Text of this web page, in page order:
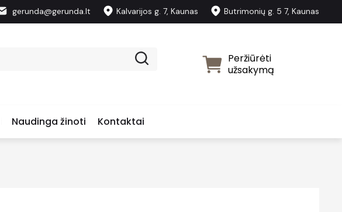
gerunda@gerunda.lt Kalvarijos g. 7, Kaunas Butrimonių g. 5 7, Kaunas
Peržiūrėti
užsakymą
Naudinga žinoti Kontaktai